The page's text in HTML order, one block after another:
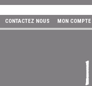
CONTACTEZ NOUS MON COMPTE